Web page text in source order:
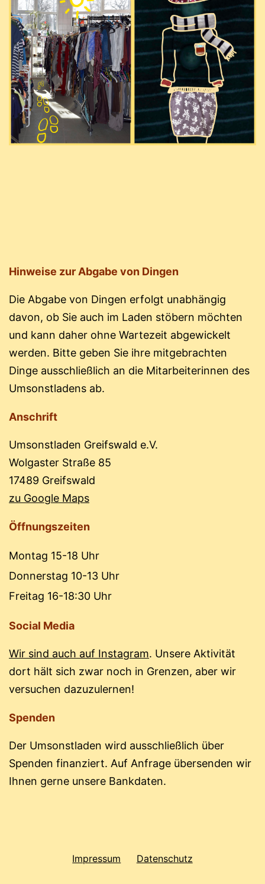
Hinweise zur Abgabe von Dingen
Die Abgabe von Dingen erfolgt unabhängig
davon, ob Sie auch im Laden stöbern möchten
und kann daher ohne Wartezeit abgewickelt
werden. Bitte geben Sie ihre mitgebrachten
Dinge ausschließlich an die Mitarbeiterinnen des
Umsonstladens ab.
Anschrift
Umsonstladen Greifswald e.V.
Wolgaster Straße 85
17489 Greifswald
zu Google Maps
Öffnungszeiten
Montag 15-18 Uhr
Donnerstag 10-13 Uhr
Freitag 16-18:30 Uhr
Social Media
Wir sind auch auf Instagram. Unsere Aktivität
dort hält sich zwar noch in Grenzen, aber wir
versuchen dazuzulernen!
Spenden
Der Umsonstladen wird ausschließlich über
Spenden finanziert. Auf Anfrage übersenden wir
Ihnen gerne unsere Bankdaten.
Impressum Datenschutz